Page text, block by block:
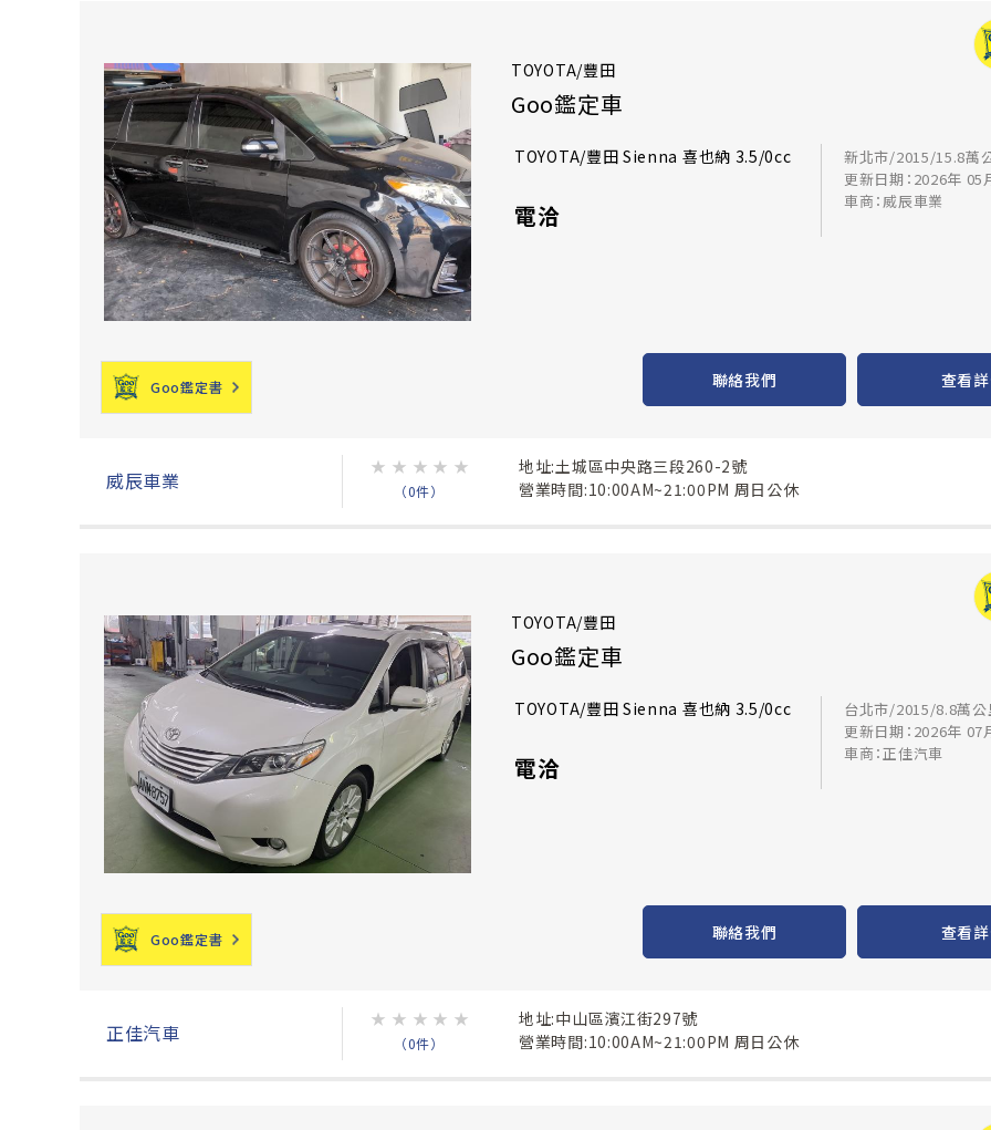
TOYOTA/豐田
Goo鑑定車
TOYOTA/豐田 Sienna 喜也納 3.5/0cc
電洽
新北市/2015/15.8萬
更新日期：2026年 05
車商：威辰車業
Goo鑑定書 聯絡我們 查看
威辰車業
★ ★ ★ ★ ★
（0件）
地址:土城區中央路三段260-2號
營業時間:10:00AM~21:00PM 周日公休
TOYOTA/豐田
Goo鑑定車
TOYOTA/豐田 Sienna 喜也納 3.5/0cc
電洽
台北市/2015/8.8萬公
更新日期：2026年 07
車商：正佳汽車
Goo鑑定書 聯絡我們 查看
正佳汽車
★ ★ ★ ★ ★
（0件）
地址:中山區濱江街297號
營業時間:10:00AM~21:00PM 周日公休